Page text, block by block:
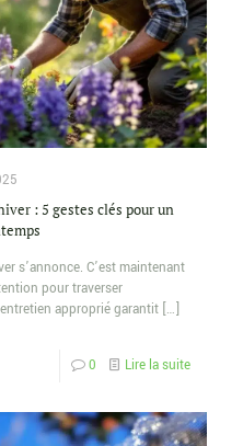
: 5 gestes clés pour un
s’annonce. C’est maintenant
pour traverser
approprié garantit […]
0 Lire la suite